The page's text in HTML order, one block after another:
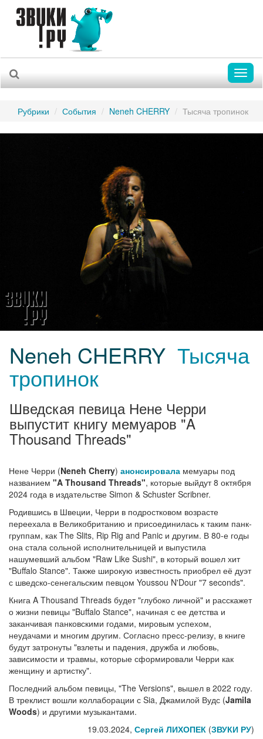
Рубрики События Neneh CHERRY Тысяча тропинок
Neneh CHERRY Тысяча
тропинок
Шведская певица Нене Черри
выпустит книгу мемуаров "A
Thousand Threads"
Нене Черри (Neneh Cherry) анонсировала мемуары под
названием "A Thousand Threads", которые выйдут 8 октября
2024 года в издательстве Simon & Schuster Scribner.
Родившись в Швеции, Черри в подростковом возрасте
переехала в Великобританию и присоединилась к таким панк-
группам, как The Slits, Rip Rig and Panic и другим. В 80-е годы
она стала сольной исполнительницей и выпустила
нашумевший альбом "Raw Like Sushi", в который вошел хит
"Buffalo Stance". Также широкую известность приобрел её дуэт
с шведско-сенегальским певцом Youssou N'Dour "7 seconds".
Книга A Thousand Threads будет "глубоко личной" и расскажет
о жизни певицы "Buffalo Stance", начиная с ее детства и
заканчивая панковскими годами, мировым успехом,
неудачами и многим другим. Согласно пресс-релизу, в книге
будут затронуты "взлеты и падения, дружба и любовь,
зависимости и травмы, которые сформировали Черри как
женщину и артистку".
Последний альбом певицы, "The Versions", вышел в 2022 году.
В треклист вошли коллаборации с Sia, Джамилой Вудс (Jamila
Woods) и другими музыкантами.
19.03.2024, Сергей ЛИХОПЕК (ЗВУКИ РУ)